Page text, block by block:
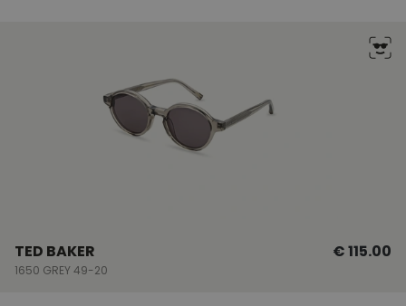
TED BAKER
1650 GREY 49-20
€ 115.00